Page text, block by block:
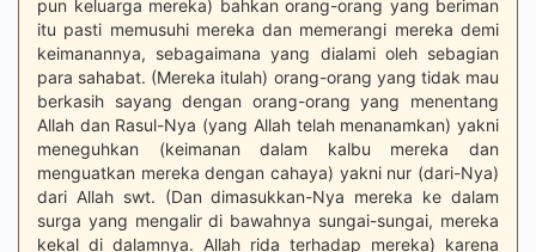
pun keluarga mereka) bahkan orang-orang yang beriman
itu pasti memusuhi mereka dan memerangi mereka demi
keimanannya, sebagaimana yang dialami oleh sebagian
para sahabat. (Mereka itulah) orang-orang yang tidak mau
berkasih sayang dengan orang-orang yang menentang
Allah dan Rasul-Nya (yang Allah telah menanamkan) yakni
meneguhkan (keimanan dalam kalbu mereka dan
menguatkan mereka dengan cahaya) yakni nur (dari-Nya)
dari Allah swt. (Dan dimasukkan-Nya mereka ke dalam
surga yang mengalir di bawahnya sungai-sungai, mereka
kekal di dalamnya. Allah rida terhadap mereka) karena